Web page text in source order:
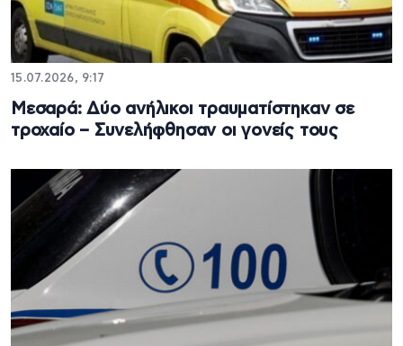
15.07.2026, 9:17
Μεσαρά: Δύο ανήλικοι τραυματίστηκαν σε
τροχαίο – Συνελήφθησαν οι γονείς τους